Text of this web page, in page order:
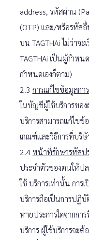
address, รหัสผ่าน
(OTP) และ/หรือรหัสอื่
บน TAGTHAi ไม่ว่าจ
TAGTHAi เป็นผู้กำห
กำหนดเองก็ตาม)
2.3 การแก้ไขข้อมูลกา
ในบัญชีผู้ใช้บริการของ
บริการสามารถแก้ไขข้
เกณฑ์และวิธีการที่บริ
2.4 หน้าที่รักษารหัสป
ประจำตัวของตนให้ป
ใช้ บริการเท่านั้น การ
บริการถือเป็นการปฏิ
หายประการใดจากก
บริการ ผู้ใช้บริการจะ